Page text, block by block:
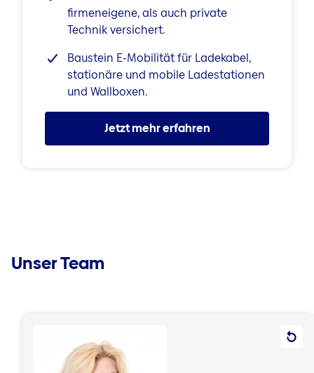
firmeneigene, als auch private
Technik versichert.
Baustein E-Mobilität für Ladekabel,
stationäre und mobile Ladestationen
und Wallboxen.
Jetzt mehr erfahren
Unser Team